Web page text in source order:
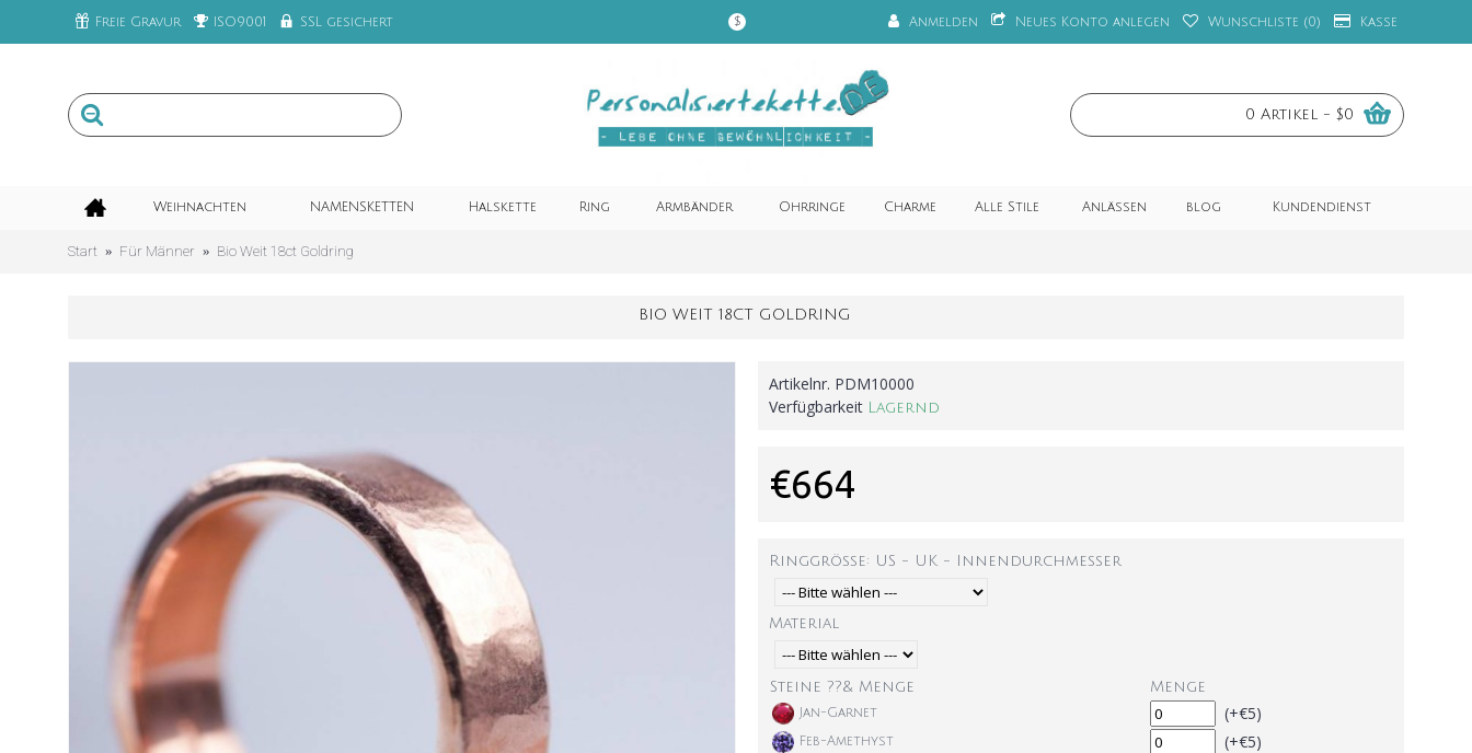
Freie Gravur ISO9001 SSL gesichert $ Anmelden Neues Konto anlegen Wunschliste (0) Kasse
0 Artikel - $0
Weihnachten NAMENSKETTEN Halskette Ring Armbänder Ohrringe Charme Alle Stile Anlässen blog Kundendienst
Start Für Männer Bio Weit 18ct Goldring
BIO WEIT 18CT GOLDRING
Artikelnr. PDM10000
Verfügbarkeit Lagernd
€664
Ringgröße: US - UK - Innendurchmesser
Material
Steine ??& Menge Menge
Jan-Garnet (+€5)
Feb-Amethyst (+€5)